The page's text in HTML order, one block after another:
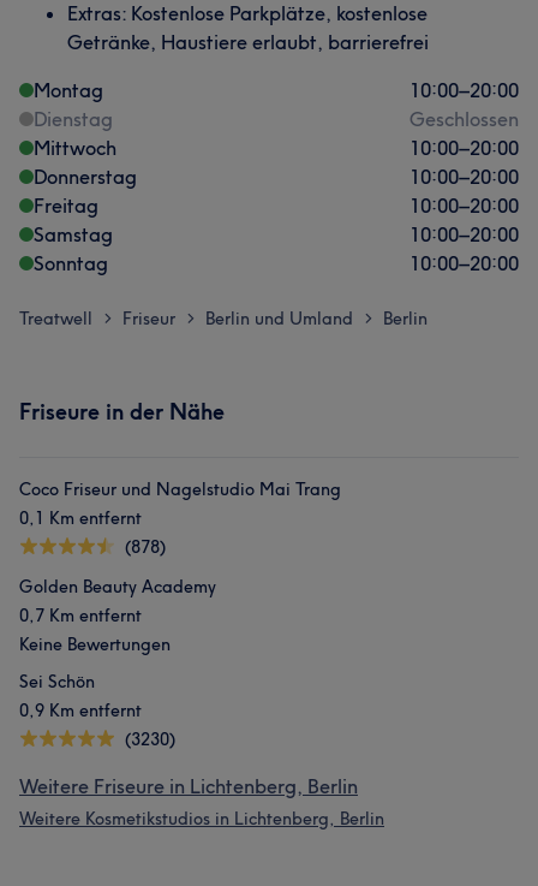
Extras: Kostenlose Parkplätze, kostenlose
Getränke, Haustiere erlaubt, barrierefrei
Montag
10:00–20:00
Dienstag
Geschlossen
Mittwoch
10:00–20:00
Donnerstag
10:00–20:00
Freitag
10:00–20:00
Samstag
10:00–20:00
Sonntag
10:00–20:00
Treatwell > Friseur > Berlin und Umland > Berlin
Friseure in der Nähe
Coco Friseur und Nagelstudio Mai Trang
0,1 Km entfernt
(878)
Golden Beauty Academy
0,7 Km entfernt
Keine Bewertungen
Sei Schön
0,9 Km entfernt
(3230)
Weitere Friseure in Lichtenberg, Berlin
Weitere Kosmetikstudios in Lichtenberg, Berlin